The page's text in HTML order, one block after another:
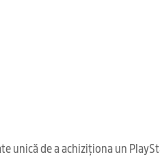
unică de a achiziționa un